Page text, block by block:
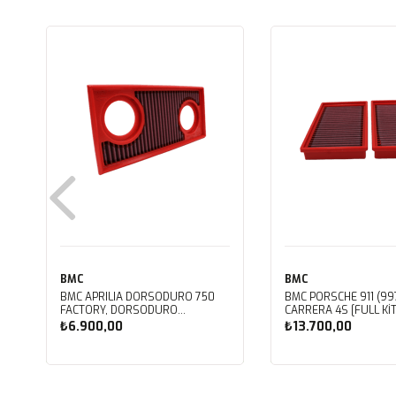
BMC
BMC APRILIA DORSODURO 750
FACTORY, DORSODURO
900, SHIVER 750 GT, SHIVER
750 KUTU İÇİ PERFORMANS HAVA
₺6.900,00
BMC
BMC PORSCHE 911
CARRERA 4S [FULL
PERFORMANS HAVA
FB468/20
₺13.700,00